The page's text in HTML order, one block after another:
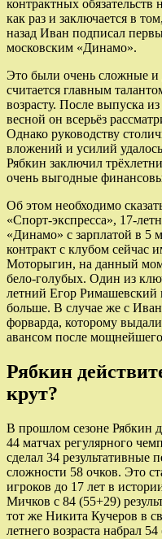
контрактных
как раз и заключается в
назад Иван подписал
московским «Динамо».
Это были очень сложные и
считается главным
возрасту. После выпуска
весной он всерьёз
Однако руководству
вложений и усилий
Рябкин заключил
очень выгодные
Об этом необходимо
«Спорт-экспресса», 17-
«Динамо» с зарплатой в 5
контракт с клубом сейчас
Моторыгин, на данный
бело-голубых. Один из
летний Егор Римашевский
больше. В случае же с
форварда, которому
авансом после
Рябкин
крут?
В прошлом сезоне Рябкин
44 матчах регулярного
сделал 34 результативные
сложности 58 очков. Это
игроков до 17 лет в
Мичков с 84 (55+29)
тот же Никита Кучеров в
летнего возраста набрал